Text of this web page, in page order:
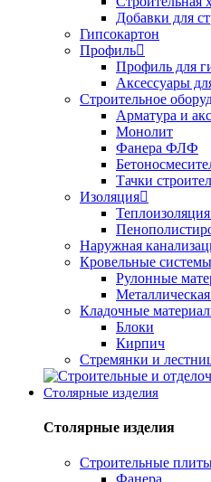
Добавки для
Гипсокартон
Профиль
Профиль для
Аксессуары
Строительное
Арматура и
Монолит
Фанера ФЛФ
Тачки
Изоляция
Наружная
Кровельные системы
Рулонные
Кладочные
Блоки
Кирпич
Стремянки и
Столярные изделия
Столярные изделия
Строительные
Фанера